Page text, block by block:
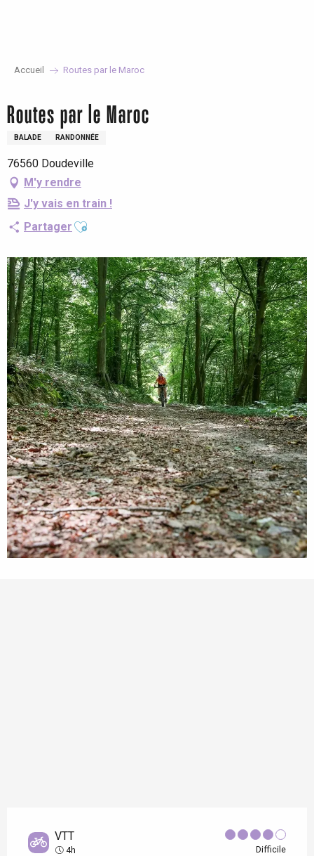
Accueil Routes par le Maroc
Routes par le Maroc
BALADE RANDONNÉE
76560 Doudeville
M'y rendre
J'y vais en train !
Partager Ajouter aux favoris
VTT
4h Difficile